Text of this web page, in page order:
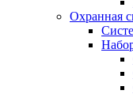
Охранная